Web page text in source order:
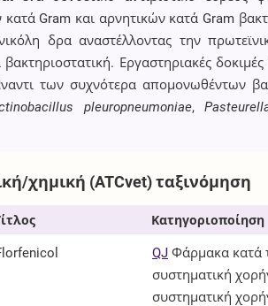
κατά Gram και αρνητικών κατά Gram
δρα αναστέλλοντας την
βακτηριοστατική. Εργαστηριακές
των συχνότερα απομονωθέντων
pleuropneumoniae,
χημική (ATCvet) ταξινόμηση
Κατηγοριοποίηση
QJ Φάρμακα κατά
συστηματική
συστηματική